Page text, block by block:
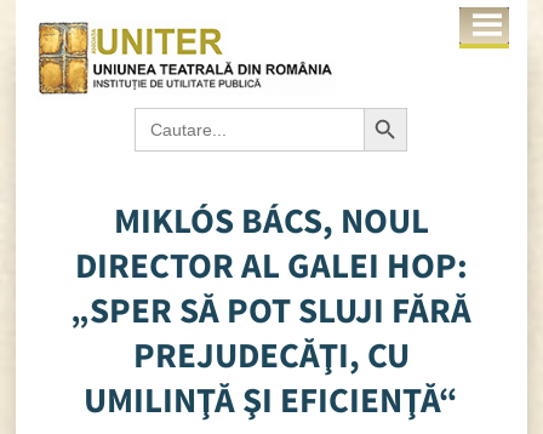
Search
for:
Search Button
MIKLÓS BÁCS, NOUL
DIRECTOR AL GALEI HOP:
„SPER SĂ POT SLUJI FĂRĂ
PREJUDECĂŢI, CU
UMILINŢĂ ŞI EFICIENŢĂ“